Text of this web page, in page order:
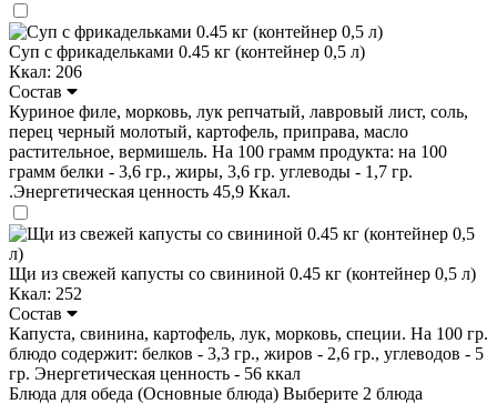
Суп с фрикадельками 0.45 кг (контейнер 0,5 л)
Ккал: 206
Состав
Куриное филе, морковь, лук репчатый, лавровый лист, соль,
перец черный молотый, картофель, приправа, масло
растительное, вермишель. На 100 грамм продукта: на 100
грамм белки - 3,6 гр., жиры, 3,6 гр. углеводы - 1,7 гр.
.Энергетическая ценность 45,9 Ккал.
Щи из свежей капусты со свининой 0.45 кг (контейнер 0,5 л)
Ккал: 252
Состав
Капуста, свинина, картофель, лук, морковь, специи. На 100 гр.
блюдо содержит: белков - 3,3 гр., жиров - 2,6 гр., углеводов - 5
гр. Энергетическая ценность - 56 ккал
Блюда для обеда (Основные блюда) Выберите 2 блюда